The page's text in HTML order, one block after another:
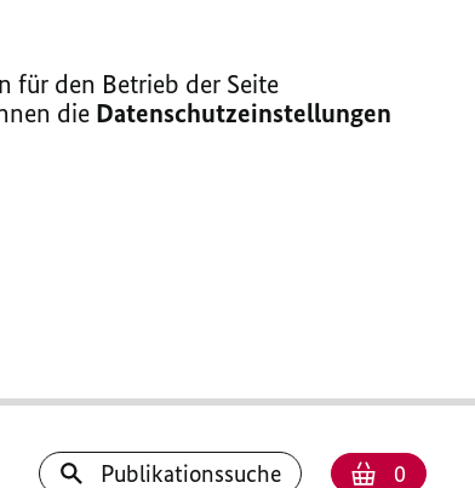
für den Betrieb der Seite
die Datenschutzeinstellungen
Publikationssuche Anzahl
0